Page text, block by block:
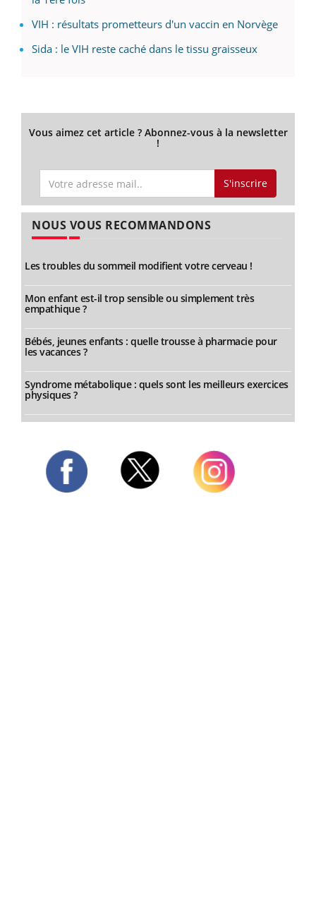
VIH : résultats prometteurs d'un vaccin en Norvège
Sida : le VIH reste caché dans le tissu graisseux
Vous aimez cet article ? Abonnez-vous à la newsletter
!
S'inscrire
NOUS VOUS RECOMMANDONS
Les troubles du sommeil modifient votre cerveau !
Mon enfant est-il trop sensible ou simplement très
empathique ?
Bébés, jeunes enfants : quelle trousse à pharmacie pour
les vacances ?
Syndrome métabolique : quels sont les meilleurs exercices
physiques ?